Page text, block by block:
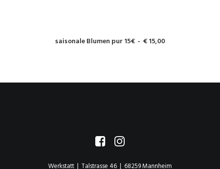
WEITERLESEN
saisonale Blumen pur 15€ €15,00
Werkstatt | Talstrasse 46 | 68259 Mannheim